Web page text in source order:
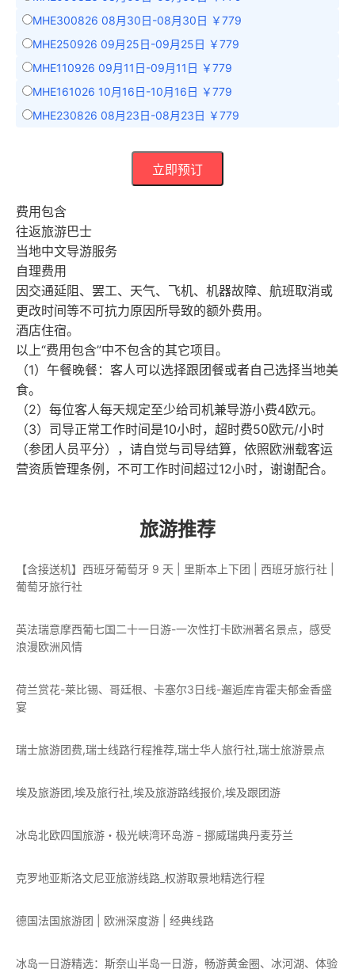
MHE300826 08月30日-08月30日 ￥779
MHE250926 09月25日-09月25日 ￥779
MHE110926 09月11日-09月11日 ￥779
MHE161026 10月16日-10月16日 ￥779
MHE230826 08月23日-08月23日 ￥779
立即预订
费用包含
往返旅游巴士
当地中文导游服务
自理费用
因交通延阻、罢工、天气、飞机、机器故障、航班取消或
更改时间等不可抗力原因所导致的额外费用。
酒店住宿。
以上“费用包含”中不包含的其它项目。
（1）午餐晚餐：客人可以选择跟团餐或者自己选择当地美
食。
（2）每位客人每天规定至少给司机兼导游小费4欧元。
（3）司导正常工作时间是10小时，超时费50欧元/小时
（参团人员平分），请自觉与司导结算，依照欧洲载客运
营资质管理条例，不可工作时间超过12小时，谢谢配合。
旅游推荐
【含接送机】西班牙葡萄牙 9 天 | 里斯本上下团 | 西班牙旅行社 |
葡萄牙旅行社
英法瑞意摩西葡七国二十一日游-一次性打卡欧洲著名景点，感受
浪漫欧洲风情
荷兰赏花-莱比锡、哥廷根、卡塞尔3日线-邂逅库肯霍夫郁金香盛
宴
瑞士旅游团费,瑞士线路行程推荐,瑞士华人旅行社,瑞士旅游景点
埃及旅游团,埃及旅行社,埃及旅游路线报价,埃及跟团游
冰岛北欧四国旅游・极光峡湾环岛游 - 挪威瑞典丹麦芬兰
克罗地亚斯洛文尼亚旅游线路_权游取景地精选行程
德国法国旅游团 | 欧洲深度游 | 经典线路
冰岛一日游精选：斯奈山半岛一日游，畅游黄金圈、冰河湖、体验